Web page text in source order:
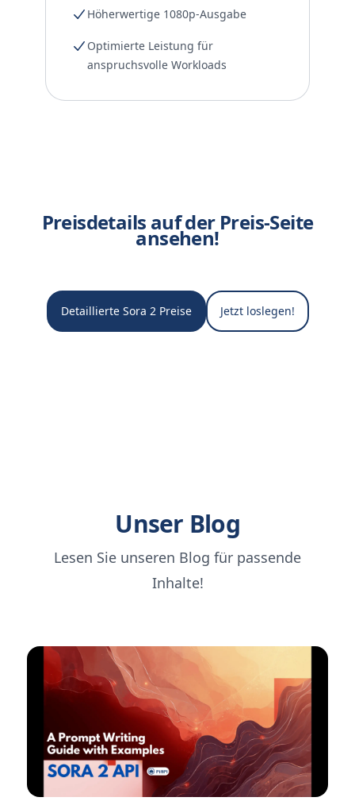
Höherwertige 1080p-Ausgabe
Optimierte Leistung für
anspruchsvolle Workloads
Preisdetails auf der Preis-Seite
ansehen!
Detaillierte Sora 2 Preise Jetzt loslegen!
Unser Blog
Lesen Sie unseren Blog für passende
Inhalte!